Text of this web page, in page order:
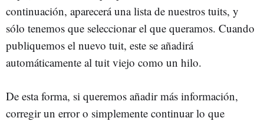
continuación, aparecerá una lista de nuestros tuits, y
sólo tenemos que seleccionar el que queramos. Cuando
publiquemos el nuevo tuit, este se añadirá
automáticamente al tuit viejo como un hilo.
De esta forma, si queremos añadir más información,
corregir un error o simplemente continuar lo que